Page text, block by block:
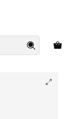
oferta termine!
Sol